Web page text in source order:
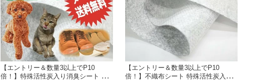
【エントリー＆数量3以上でP10
倍！】特殊活性炭入り消臭シート セ
【エントリー＆数量3以上でP10
倍！】不織布シート 特殊活性炭入り